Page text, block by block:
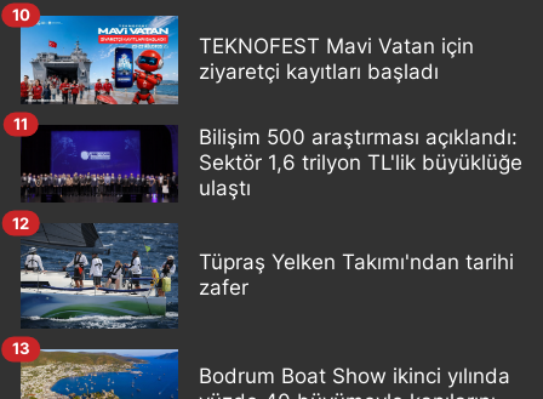
TEKNOFEST Mavi Vatan için
ziyaretçi kayıtları başladı
10
Bilişim 500 araştırması açıklandı:
Sektör 1,6 trilyon TL'lik büyüklüğe
ulaştı
11
Tüpraş Yelken Takımı'ndan tarihi
zafer
12
Bodrum Boat Show ikinci yılında
13